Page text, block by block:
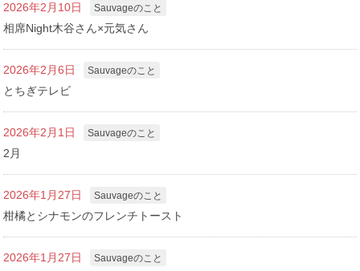
2026年2月10日 Sauvageのこと
相席Night木谷さん×元気さん
2026年2月6日 Sauvageのこと
とちぎテレビ
2026年2月1日 Sauvageのこと
2月
2026年1月27日 Sauvageのこと
柑橘とシナモンのフレンチトースト
2026年1月27日 Sauvageのこと